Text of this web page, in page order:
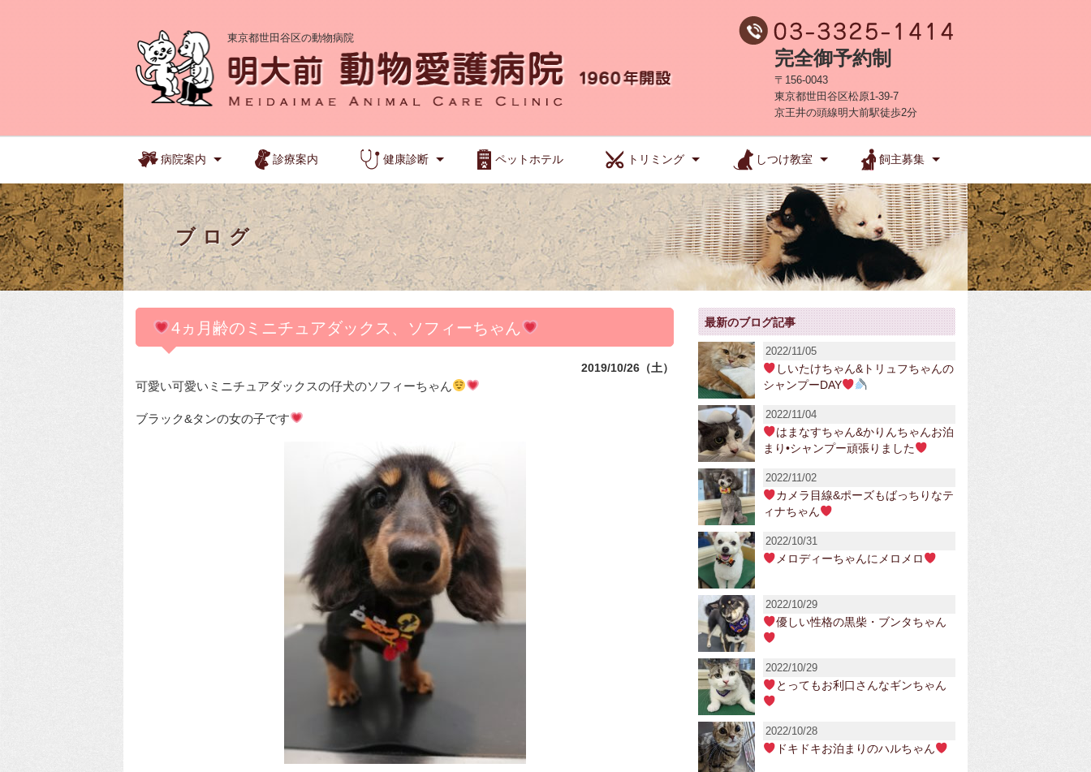
東京都世田谷区の動物病院
完全御予約制
〒156-0043
東京都世田谷区松原1-39-7
京王井の頭線明大前駅徒歩2分
病院案内 診療案内 健康診断 ペットホテル トリミング しつけ教室 飼主募集
ブログ
4ヵ月齢のミニチュアダックス、ソフィーちゃん
2019/10/26（土）
可愛い可愛いミニチュアダックスの仔犬のソフィーちゃん
ブラック&タンの女の子です
最新のブログ記事
2022/11/05
しいたけちゃん&トリュフちゃんの
シャンプーDAY
2022/11/04
はまなすちゃん&かりんちゃんお泊
まり•シャンプー頑張りました
2022/11/02
カメラ目線&ポーズもばっちりなテ
ィナちゃん
2022/10/31
メロディーちゃんにメロメロ
2022/10/29
優しい性格の黒柴・ブンタちゃん
2022/10/29
とってもお利口さんなギンちゃん
2022/10/28
ドキドキお泊まりのハルちゃん